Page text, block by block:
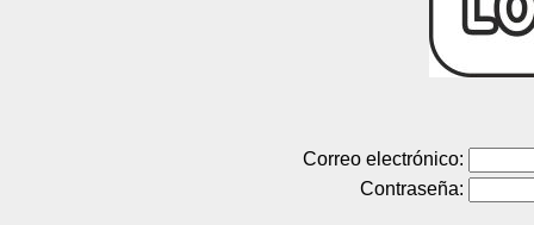
Correo electrónico:
Contraseña: